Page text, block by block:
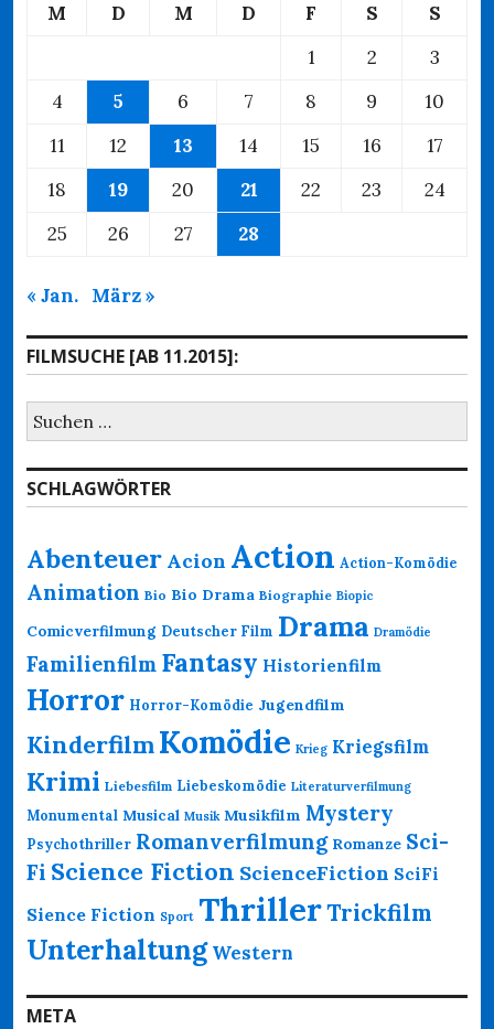
M D M D F S
S
1
2
3
4
5 6 7 8 9
10
11
12 13 14 15 16
17
18
19 20 21 22 23
24
25
26 27 28
« Jan. März »
FILMSUCHE [AB 11.2015]:
Suchen
nach:
SCHLAGWÖRTER
Abenteuer Acion Action Action-Komödie
Animation Bio Bio Drama Biographie Biopic
Comicverfilmung Deutscher Film Drama Dramödie
Familienfilm Fantasy Historienfilm
Horror Horror-Komödie Jugendfilm
KinderfilmKomödie Krieg Kriegsfilm
Krimi Liebesfilm Liebeskomödie Literaturverfilmung
Monumental Musical Musik Musikfilm Mystery
Psychothriller Romanverfilmung Romanze Sci-
Fi Science Fiction ScienceFiction SciFi
Sience Fiction Sport ThrillerTrickfilm
Unterhaltung Western
META